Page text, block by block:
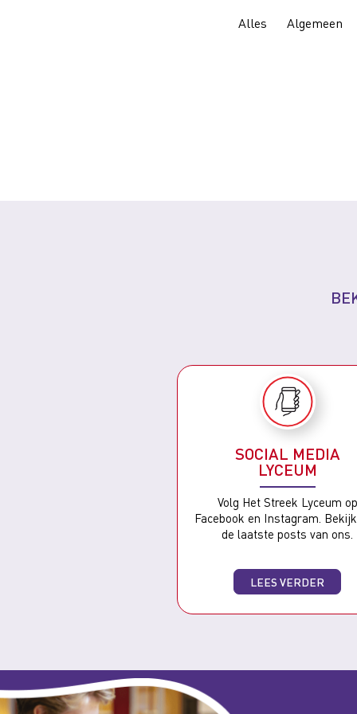
Alles Algemeen
SOCIAL MEDIA
LYCEUM
Volg Het Streek Lyceum op
Facebook en Instagram.
de laatste posts van ons.
LEES VERDER